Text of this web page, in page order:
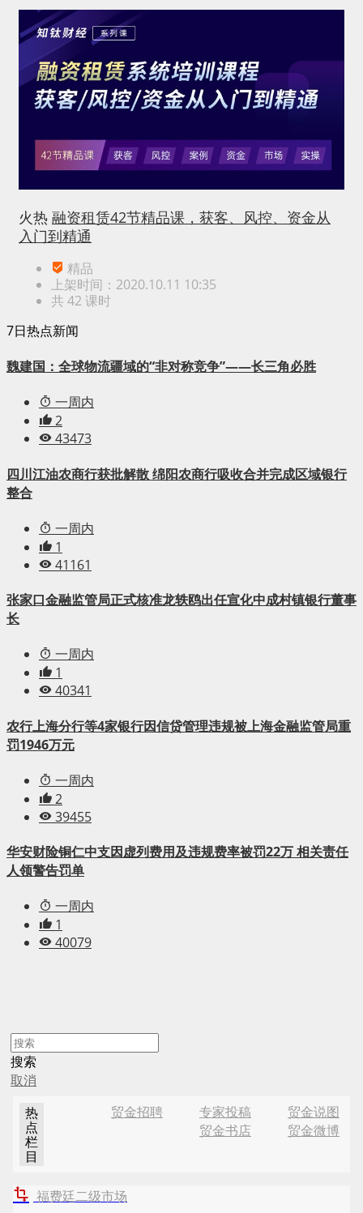
火热 融资租赁42节精品课，获客、风控、资金从
入门到精通
精品
上架时间：2020.10.11 10:35
共 42 课时
7日热点新闻
魏建国：全球物流疆域的“非对称竞争”——长三角必胜
一周内
2
43473
四川江油农商行获批解散 绵阳农商行吸收合并完成区域银行
整合
一周内
1
41161
张家口金融监管局正式核准龙轶鸥出任宣化中成村镇银行董事
长
一周内
1
40341
农行上海分行等4家银行因信贷管理违规被上海金融监管局重
罚1946万元
一周内
2
39455
华安财险铜仁中支因虚列费用及违规费率被罚22万 相关责任
人领警告罚单
一周内
1
40079
搜索
取消
热
点
栏
目
贸金说图
专家投稿
贸金招聘
贸金微博
贸金书店
福费廷二级市场